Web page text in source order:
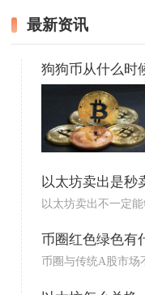
最新资讯
狗狗币从什么时
以太坊卖出是秒
以太坊卖出不一定
币圈红色绿色有
币圈与传统A股市场